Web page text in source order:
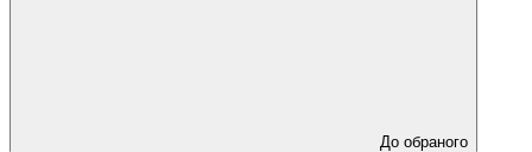
До обраного